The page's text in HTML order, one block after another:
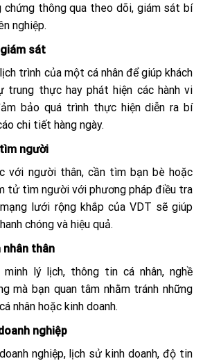
chứng thông qua theo dõi, giám sát bí
nghiệp.
sát
trình của một cá nhân để giúp khách
trung thực hay phát hiện các hành vi
bảo quá trình thực hiện diễn ra bí
chi tiết hàng ngày.
người
với người thân, cần tìm bạn bè hoặc
tử tìm người với phương pháp điều tra
lưới rộng khắp của VDT sẽ giúp
chóng và hiệu quả.
nhân thân
lý lịch, thông tin cá nhân, nghề
mà bạn quan tâm nhằm tránh những
nhân hoặc kinh doanh.
nghiệp
nghiệp, lịch sử kinh doanh, độ tin